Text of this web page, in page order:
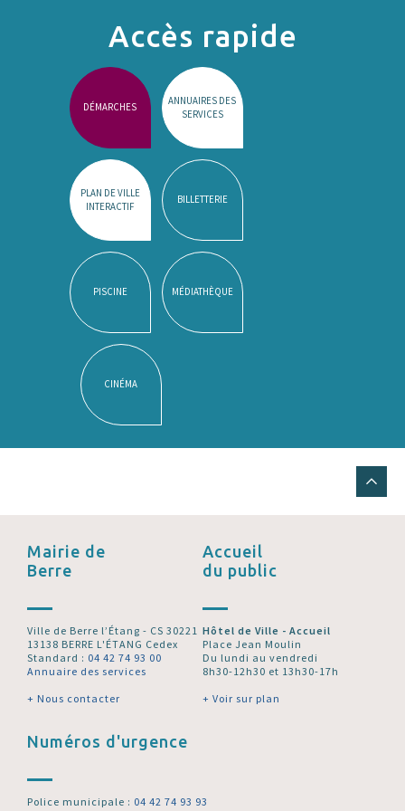
Accès rapide
DÉMARCHES
ANNUAIRES DES
SERVICES
PLAN DE VILLE
INTERACTIF
BILLETTERIE
PISCINE MÉDIATHÈQUE
CINÉMA
Mairie de
Berre
Ville de Berre l’Étang - CS 30221
13138 BERRE L'ÉTANG Cedex
Standard : 04 42 74 93 00
Annuaire des services
+ Nous contacter
Accueil
du public
Hôtel de Ville - Accueil
Place Jean Moulin
Du lundi au vendredi
8h30-12h30 et 13h30-17h
+ Voir sur plan
Numéros d'urgence
Police municipale : 04 42 74 93 93